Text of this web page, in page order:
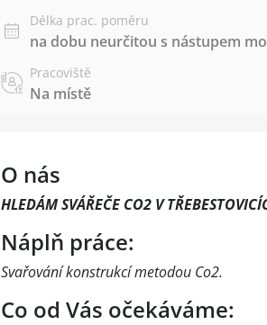
Délka prac. poměru
na dobu neurčitou s nástupem
Pracoviště
Na místě
O nás
HLEDÁM SVÁŘEČE CO2 V
Náplň práce:
Svařování konstrukcí metodou Co2.
Co od Vás očekáváme: